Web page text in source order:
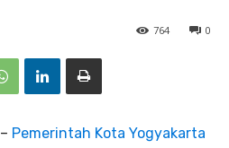
0
764
– Pemerintah Kota Yogyakarta